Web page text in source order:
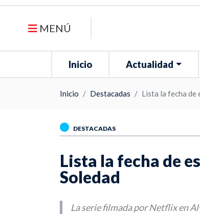
MENÚ
Inicio Actualidad
Inicio Destacadas Lista la fecha de
DESTACADAS
Lista la fecha de
Soledad
La serie filmada por Netflix en